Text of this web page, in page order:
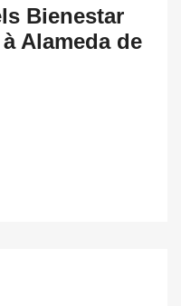
Bienestar
Alameda de